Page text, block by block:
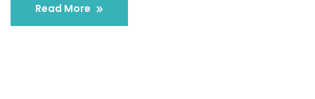
Read More